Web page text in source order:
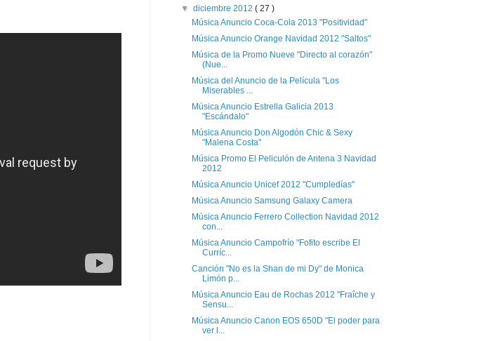
▼diciembre 2012( 27 )
Música Anuncio Coca-Cola 2013 "Positividad"
Música Anuncio Orange Navidad 2012 "Saltos"
Música de la Promo Nueve "Directo al corazón"
(Nue...
Música del Anuncio de la Película "Los
Miserables ...
Música Anuncio Estrella Galicia 2013
"Escándalo"
Música Anuncio Don Algodón Chic & Sexy
"Malena Costa"
Música Promo El Peliculón de Antena 3 Navidad
2012
Música Anuncio Unicef 2012 "Cumpledías"
Música Anuncio Samsung Galaxy Camera
Música Anuncio Ferrero Collection Navidad 2012
con...
Música Anuncio Campofrío "Fofito escribe El
Curríc...
Canción "No es la Shan de mi Dy" de Monica
Limón p...
Música Anuncio Eau de Rochas 2012 "Fraîche y
Sensu...
Música Anuncio Canon EOS 650D "El poder para
ver l...